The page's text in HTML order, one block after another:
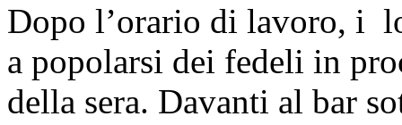
Dopo l’orario di lavoro, i
a popolarsi dei fedeli in
della sera. Davanti al bar